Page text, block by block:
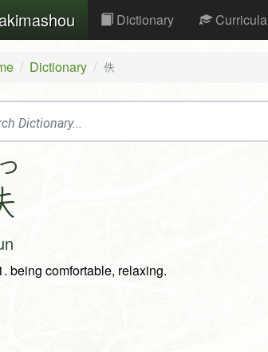
Dictionary Curricula
Dictionary 佚
being comfortable, relaxing.